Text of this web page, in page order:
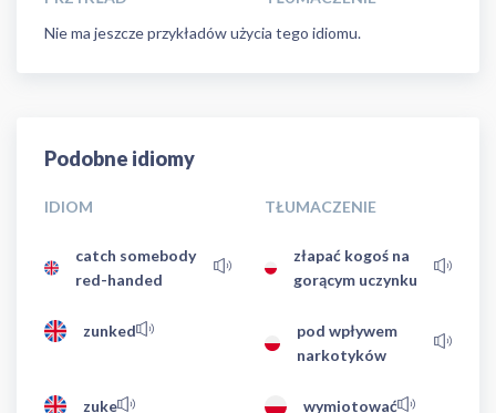
Nie ma jeszcze przykładów użycia tego idiomu.
Podobne idiomy
IDIOM TŁUMACZENIE
catch somebody
red-handed
złapać kogoś na
gorącym uczynku
zunked
pod wpływem
narkotyków
zuke wymiotować